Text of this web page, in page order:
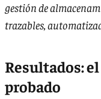
gestión de
trazables,
Resultados:
probado